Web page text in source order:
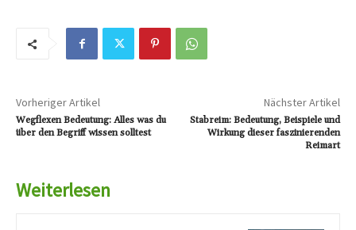
Vorheriger Artikel
Wegflexen Bedeutung: Alles was du
über den Begriff wissen solltest
Nächster Artikel
Stabreim: Bedeutung, Beispiele und
Wirkung dieser faszinierenden
Reimart
Weiterlesen